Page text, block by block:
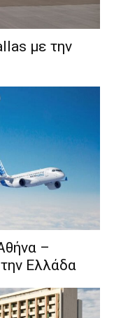
με την
–
Ελλάδα